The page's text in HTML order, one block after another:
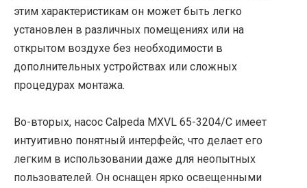
этим характеристикам он может быть легко
установлен в различных помещениях или на
открытом воздухе без необходимости в
дополнительных устройствах или сложных
процедурах монтажа.
Во-вторых, насос Calpeda MXVL 65-3204/C имеет
интуитивно понятный интерфейс, что делает его
легким в использовании даже для неопытных
пользователей. Он оснащен ярко освещенными